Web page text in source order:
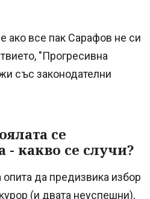
ако все пак Сарафов не си
"Прогресивна
със законодателни
се
какво се случи?
да предизвика избор
(и двата неуспешни),